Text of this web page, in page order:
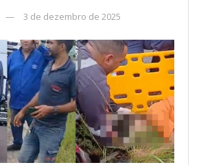
3 de dezembro de 2025